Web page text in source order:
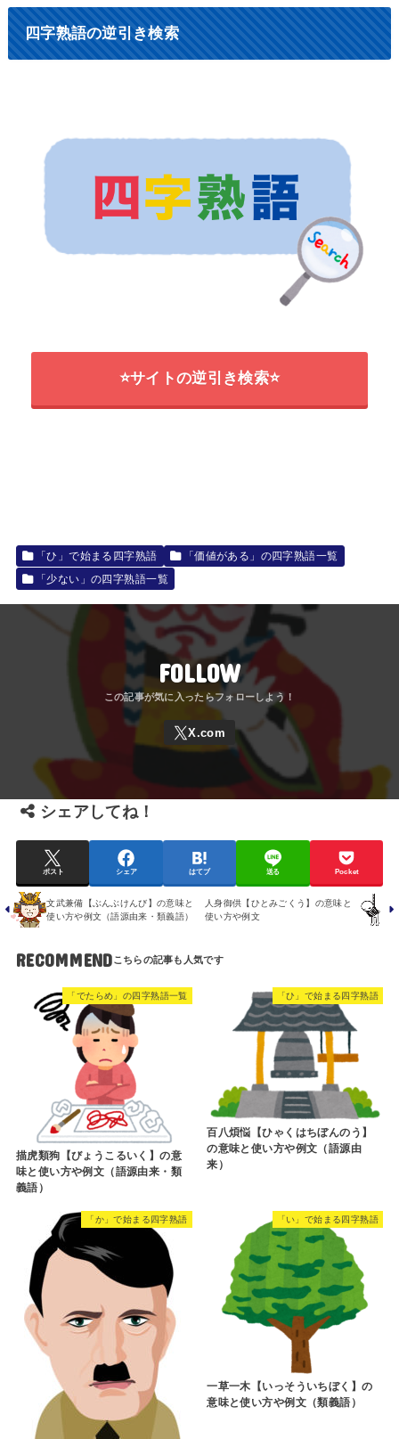
四字熟語の逆引き検索
⭐サイトの逆引き検索⭐
「ひ」で始まる四字熟語
「価値がある」の四字熟語一覧
「少ない」の四字熟語一覧
FOLLOW
シェアしてね！
ポスト シェア はてブ 送る Pocket
文武兼備【ぶんぶけんび】の意味と
使い方や例文（語源由来・類義語）
人身御供【ひとみごくう】の意味と
使い方や例文
RECOMMEND
「でたらめ」の四字熟語一覧
描虎類狗【びょうこるいく】の意
味と使い方や例文（語源由来・類
義語）
「ひ」で始まる四字熟語
百八煩悩【ひゃくはちぼんのう】
の意味と使い方や例文（語源由
来）
「か」で始まる四字熟語 「い」で始まる四字熟語
一草一木【いっそういちぼく】の
意味と使い方や例文（類義語）